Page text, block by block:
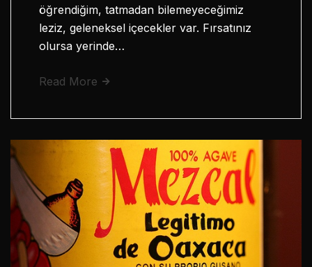
öğrendiğim, tatmadan bilemeyeceğimiz
leziz, geleneksel içecekler var. Fırsatınız
olursa yerinde…
Read More